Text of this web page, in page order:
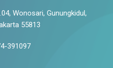
Wonosari, Gunungkidul,
55813
391097